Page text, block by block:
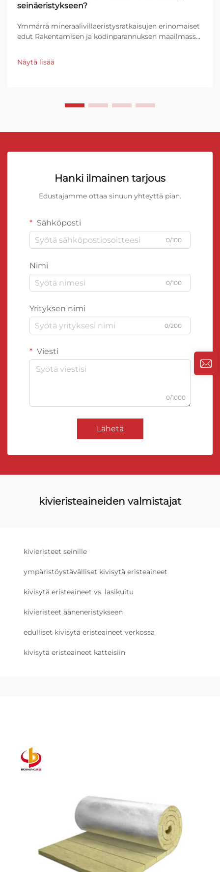
seinäeristykseen?
Ymmärrä mineraalivillaeristysratkaisujen erinomaiset
edut Rakentamisen ja kodinparannuksen maailmassa,
valitseminen voi tehdä valtavan eron
energiatehokkuudessa, mukavuudessa ja
Näytä lisää
Hanki ilmainen tarjous
Edustajamme ottaa sinuun yhteyttä pian.
Sähköposti
0/100
Nimi
0/100
Yrityksen nimi
0/200
Viesti
0/1000
Lähetä
kivieristeaineiden valmistajat
kivieristeet seinille
ympäristöystävälliset kivisytä eristeaineet
kivisytä eristeaineet vs. lasikuitu
kivieristeet ääneneristykseen
edulliset kivisytä eristeaineet verkossa
kivisytä eristeaineet katteisiin